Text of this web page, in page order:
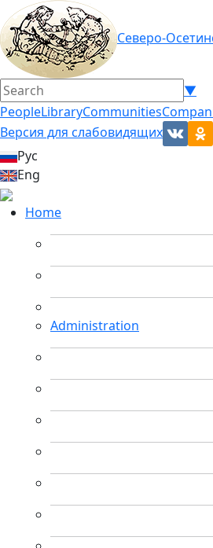
Северо-
▼
PeopleLibraryCommunities
Версия для слабовидящих
Рус
Eng
Home
Administration